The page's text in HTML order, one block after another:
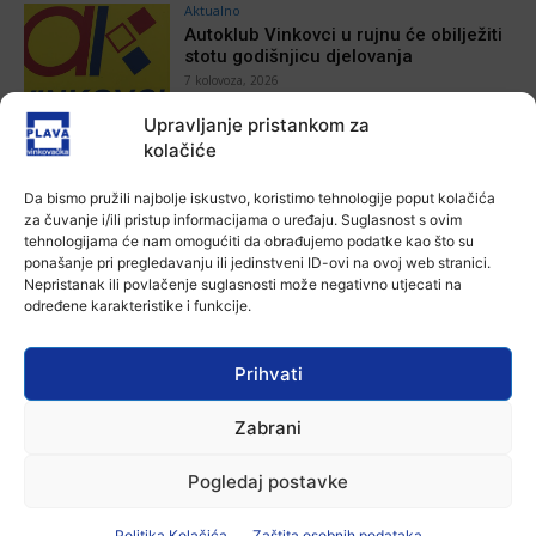
Upravljanje pristankom za
kolačiće
Da bismo pružili najbolje iskustvo, koristimo tehnologije poput kolačića
za čuvanje i/ili pristup informacijama o uređaju. Suglasnost s ovim
tehnologijama će nam omogućiti da obrađujemo podatke kao što su
ponašanje pri pregledavanju ili jedinstveni ID-ovi na ovoj web stranici.
Nepristanak ili povlačenje suglasnosti može negativno utjecati na
određene karakteristike i funkcije.
Prihvati
Zabrani
Pogledaj postavke
Aktualno
Autoklub Vinkovci u rujnu će obilježiti
stotu godišnjicu djelovanja
7 kolovoza, 2026
Aktualno
Divlja liga
7 kolovoza, 2026
Aktualno
U Županji održana Ljetna škola magije
Zbog niskog vodostaja otežana
6 kolovoza, 2026